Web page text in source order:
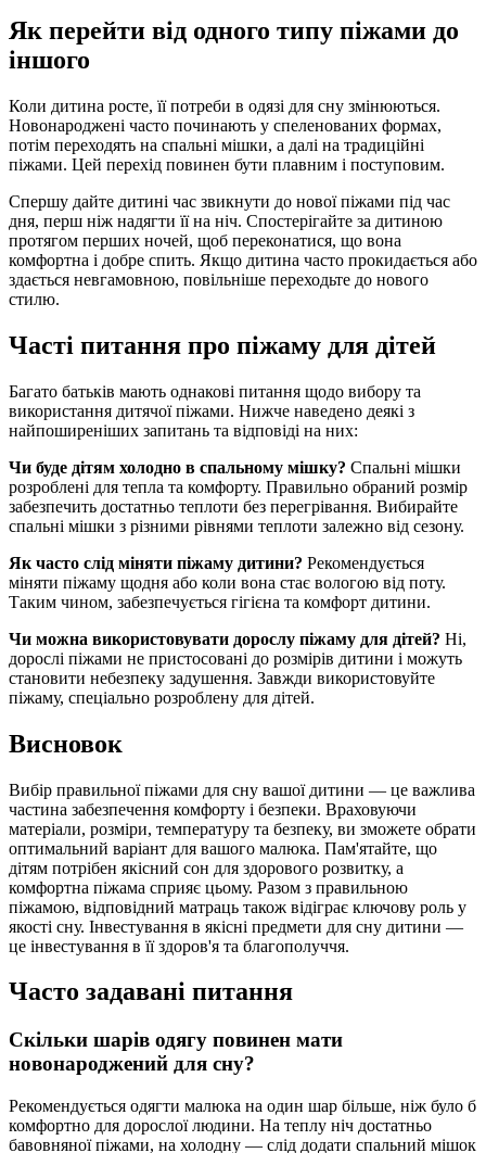
Як перейти від одного типу піжами до
іншого
Коли дитина росте, її потреби в одязі для сну змінюються.
Новонароджені часто починають у спеленованих формах,
потім переходять на спальні мішки, а далі на традиційні
піжами. Цей перехід повинен бути плавним і поступовим.
Спершу дайте дитині час звикнути до нової піжами під час
дня, перш ніж надягти її на ніч. Спостерігайте за дитиною
протягом перших ночей, щоб переконатися, що вона
комфортна і добре спить. Якщо дитина часто прокидається або
здається невгамовною, повільніше переходьте до нового
стилю.
Часті питання про піжаму для дітей
Багато батьків мають однакові питання щодо вибору та
використання дитячої піжами. Нижче наведено деякі з
найпоширеніших запитань та відповіді на них:
Чи буде дітям холодно в спальному мішку? Спальні мішки
розроблені для тепла та комфорту. Правильно обраний розмір
забезпечить достатньо теплоти без перегрівання. Вибирайте
спальні мішки з різними рівнями теплоти залежно від сезону.
Як часто слід міняти піжаму дитини? Рекомендується
міняти піжаму щодня або коли вона стає вологою від поту.
Таким чином, забезпечується гігієна та комфорт дитини.
Чи можна використовувати дорослу піжаму для дітей? Ні,
дорослі піжами не пристосовані до розмірів дитини і можуть
становити небезпеку задушення. Завжди використовуйте
піжаму, спеціально розроблену для дітей.
Висновок
Вибір правильної піжами для сну вашої дитини — це важлива
частина забезпечення комфорту і безпеки. Враховуючи
матеріали, розміри, температуру та безпеку, ви зможете обрати
оптимальний варіант для вашого малюка. Пам'ятайте, що
дітям потрібен якісний сон для здорового розвитку, а
комфортна піжама сприяє цьому. Разом з правильною
піжамою, відповідний матраць також відіграє ключову роль у
якості сну. Інвестування в якісні предмети для сну дитини —
це інвестування в її здоров'я та благополуччя.
Часто задавані питання
Скільки шарів одягу повинен мати
новонароджений для сну?
Рекомендується одягти малюка на один шар більше, ніж було б
комфортно для дорослої людини. На теплу ніч достатньо
бавовняної піжами, на холодну — слід додати спальний мішок